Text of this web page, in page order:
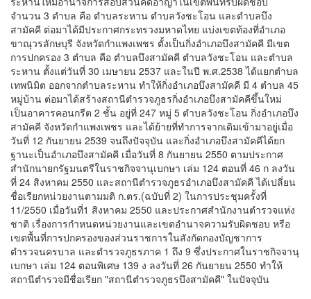
จำนวน 3 ตำบล คือ ตำบลระหาน ตำบลวังชะโอน และตำบลบึง
สามัคคี ต่อมาได้มีประกาศกระทรวงมหาดไทย แบ่งเขตท้องที่อำเภอ
ขาณุวรลักษบุรี จังหวัดกำแพงเพชร ตั้งเป็นกิ่งอำเภอบึงสามัคคี มีเขต
การปกครอง 3 ตำบล คือ ตำบลบึงสามัคคี ตำบลวังชะโอน และตำบล
ระหาน ตั้งแต่วันที่ 30 เมษายน 2537 และในปี พ.ศ.2538 ได้แยกตำบล
เทพนิมิต ออกจากตำบลระหาน ทำให้กิ่งอำเภอบึงสามัคคี มี 4 ตำบล 45
หมู่บ้าน ต่อมาได้สร้างสถานีตำรวจภูธรกิ่งอำเภอบึงสามัคคีขึ้นใหม่
เป็นอาคารคอนกรีต 2 ชั้น อยู่ที่ 247 หมู่ 5 ตำบลวังชะโอน กิ่งอำเภอบึง
สามัคคี จังหวัดกำแพงเพชร และได้ย้ายที่ทำการจากเดิมเข้ามาอยู่เมื่อ
วันที่ 12 กันยายน 2539 จนถึงปัจจุบัน และกิ่งอำเภอบึงสามัคคีได้ยก
ฐานะเป็นอำเภอบึงสามัคคี เมื่อวันที่ 8 กันยายน 2550 ตามประกาศ
สำนักนายกรัฐมนตรีในราชกิจจานุเบกษา เล่ม 124 ตอนที่ 46 ก ลงวัน
ที่ 24 สิงหาคม 2550 และสถานีตำรวจภูธรอำเภอบึงสามัคคี ได้เปลี่ยน
ชื่อเรียกหน่วยงานตามมติ ก.ตร.(ฉบับที่ 2) ในการประชุมครั้งที่
11/2550 เมื่อวันที่1 สิงหาคม 2550 และประกาศสำนักงานตำรวจแห่ง
ชาติ เรื่องการกำหนดหน่วยงานและเขตอำนาจความรับผิดชอบ หรือ
เขตพื้นที่การปกครองของส่วนราชการในสังกัดกองบัญชาการ
ตำรวจนครบาล และตำรวจภูธรภาค 1 ถึง 9 ซึ่งประกาศในราชกิจจานุ
เบกษา เล่ม 124 ตอนพิเศษ 139 ง ลงวันที่ 26 กันยายน 2550 ทำให้
สถานีตำรวจมีชื่อเรียก "สถานีตำรวจภูธรบึงสามัคคี" ในปัจจุบัน